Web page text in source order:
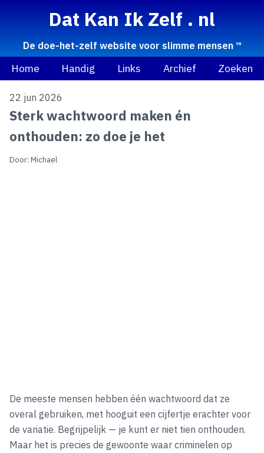
Dat Kan Ik Zelf . nl
De doe-het-zelf website voor slimme mensen ™
Home Handig Links Archief Zoeken
22 jun 2026
Sterk wachtwoord maken én
onthouden: zo doe je het
Door: Michael
De meeste mensen hebben één wachtwoord dat ze
overal gebruiken, met hooguit een cijfertje erachter voor
de variatie. Begrijpelijk — je kunt er niet tien onthouden.
Maar het is precies de gewoonte waar criminelen op